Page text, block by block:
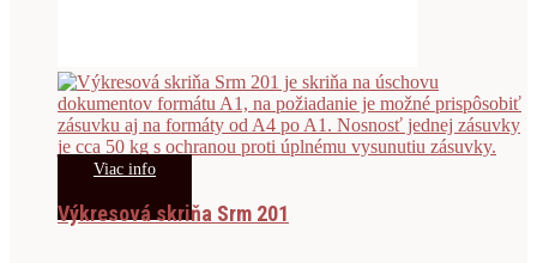
Viac info
Výkresová skriňa Srm 201